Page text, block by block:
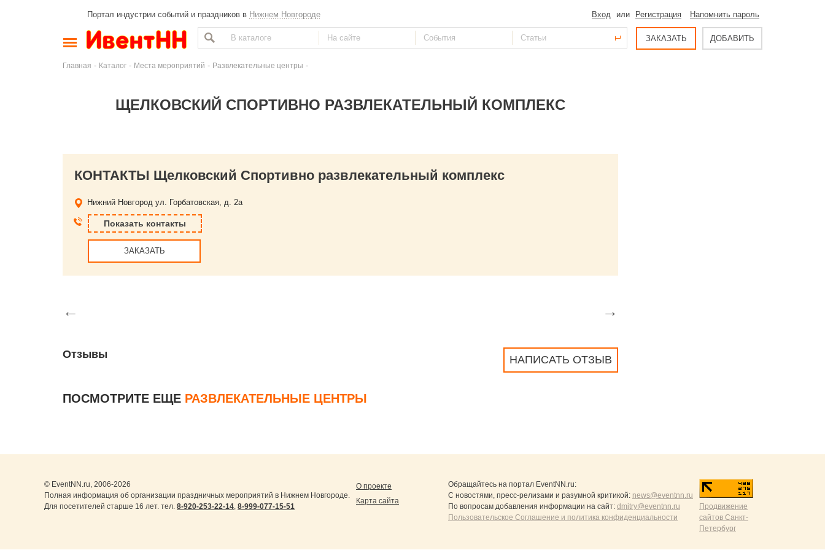
Портал индустрии событий и праздников в Нижнем Новгороде Вход или Регистрация Напомнить пароль
ЗАКАЗАТЬ ДОБАВИТЬ
Главная - Каталог - Места мероприятий - Развлекательные центры -
ЩЕЛКОВСКИЙ СПОРТИВНО РАЗВЛЕКАТЕЛЬНЫЙ КОМПЛЕКС
КОНТАКТЫ Щелковский Спортивно развлекательный комплекс
Нижний Новгород ул. Горбатовская, д. 2а
Показать контакты
ЗАКАЗАТЬ
← →
НАПИСАТЬ ОТЗЫВ
Отзывы
ПОСМОТРИТЕ ЕЩЕ РАЗВЛЕКАТЕЛЬНЫЕ ЦЕНТРЫ
© EventNN.ru, 2006-2026
Полная информация об организации праздничных мероприятий в Нижнем Новгороде.
Для посетителей старше 16 лет. тел. 8-920-253-22-14, 8-999-077-15-51
О проекте
Карта сайта
Обращайтесь на портал EventNN.ru:
С новостями, пресс-релизами и разумной критикой: news@eventnn.ru
По вопросам добавления информации на сайт: dmitry@eventnn.ru
Пользовательское Соглашение и политика конфиденциальности
Продвижение
сайтов Санкт-
Петербург